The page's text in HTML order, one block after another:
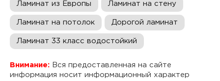
Ламинат из Европы Ламинат на стену
Ламинат на потолок Дорогой ламинат
Ламинат 33 класс водостойкий
Внимание: Вся предоставленная на сайте
информация носит информационный характер